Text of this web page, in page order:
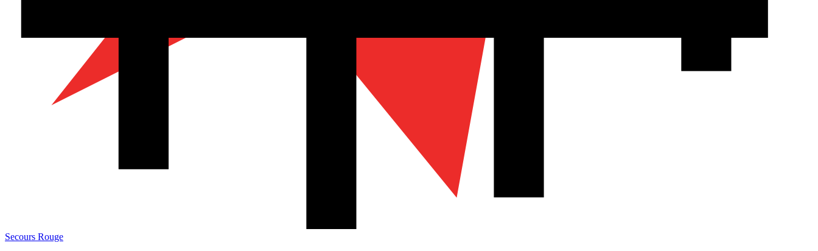
Secours Rouge